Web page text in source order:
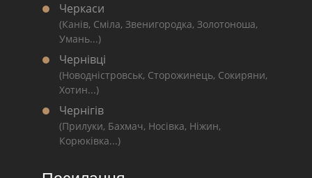
Черкаси
(Канів, Сміла, Звенигородка, Золотоноша,
Умань...)
Чернівці
(Новодністровськ, Сторожинець, Сокиряни,
Хотин...)
Чернігів
(Прилуки, Бахмач, Носівка, Ніжин,
Корюківка...)